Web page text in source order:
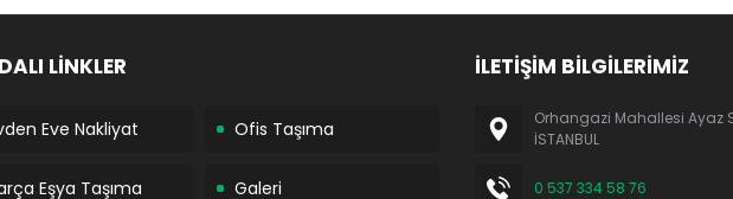
LİNKLER
Eve Nakliyat Ofis Taşıma
Eşya Taşıma Galeri
İLETİŞİM BİLGİLERİMİZ
Orhangazi Mahallesi Ayaz
İSTANBUL
0 537 334 58 76